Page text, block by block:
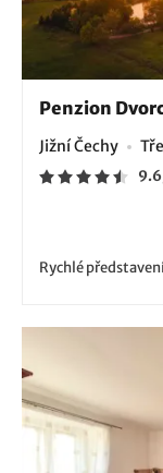
Penzion
Jižní Čechy
9.6
Rychlé